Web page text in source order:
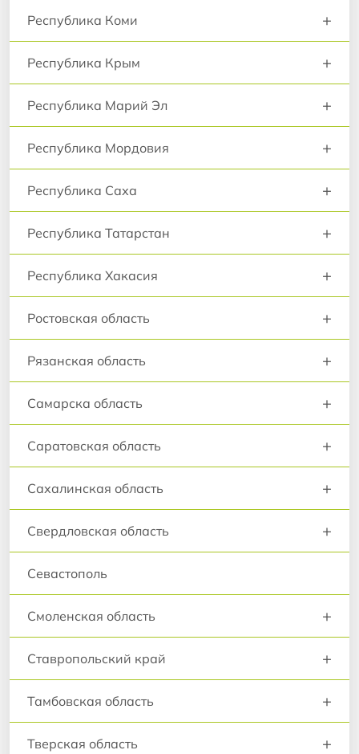
Республика Коми +
Республика Крым +
Республика Марий Эл +
Республика Мордовия +
Республика Саха +
Республика Татарстан +
Республика Хакасия +
Ростовская область +
Рязанская область +
Самарска область +
Саратовская область +
Сахалинская область +
Свердловская область +
Севастополь
Смоленская область +
Ставропольский край +
Тамбовская область +
Тверская область +